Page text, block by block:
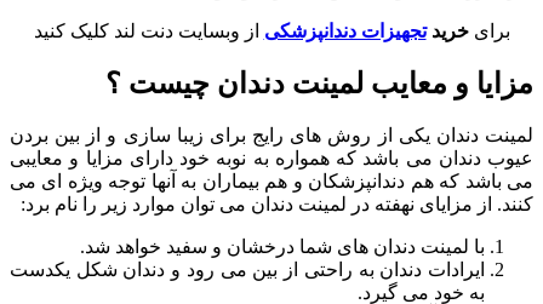
برایخریدتجهیزات دندانپزشکی از وبسایت دنت لند کلیک کنید
مزایا و معایب لمینت دندان چیست ؟
لمینت دندان یکی از روش های رایج برای زیبا سازی و از بین بردن
عیوب دندان می باشد که همواره به نوبه خود دارای مزایا و معایبی
می باشد که هم دندانپزشکان و هم بیماران به آنها توجه ویژه ای می
کنند. از مزایای نهفته در لمینت دندان می توان موارد زیر را نام برد:
با لمینت دندان های شما درخشان و سفید خواهد شد.
ایرادات دندان به راحتی از بین می رود و دندان شکل یکدست
به خود می گیرد.